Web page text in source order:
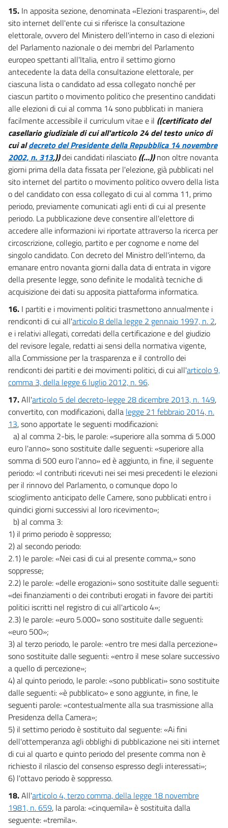
15. In apposita sezione, denominata «Elezioni trasparenti», del
sito internet dell'ente cui si riferisce la consultazione
elettorale, ovvero del Ministero dell'interno in caso di elezioni
del Parlamento nazionale o dei membri del Parlamento
europeo spettanti all'Italia, entro il settimo giorno
antecedente la data della consultazione elettorale, per
ciascuna lista o candidato ad essa collegato nonché per
ciascun partito o movimento politico che presentino candidati
alle elezioni di cui al comma 14 sono pubblicati in maniera
facilmente accessibile il curriculum vitae e il ((certificato del
casellario giudiziale di cui all'articolo 24 del testo unico di
cui aldecreto del Presidente della Repubblica 14 novembre
2002, n. 313,))dei candidati rilasciato ((...))non oltre novanta
giorni prima della data fissata per l'elezione, già pubblicati nel
sito internet del partito o movimento politico ovvero della lista
o del candidato con essa collegato di cui al comma 11, primo
periodo, previamente comunicati agli enti di cui al presente
periodo. La pubblicazione deve consentire all'elettore di
accedere alle informazioni ivi riportate attraverso la ricerca per
circoscrizione, collegio, partito e per cognome e nome del
singolo candidato. Con decreto del Ministro dell'interno, da
emanare entro novanta giorni dalla data di entrata in vigore
della presente legge, sono definite le modalità tecniche di
acquisizione dei dati su apposita piattaforma informatica.
16. I partiti e i movimenti politici trasmettono annualmente i
rendiconti di cui all'articolo 8 della legge 2 gennaio 1997, n. 2,
e i relativi allegati, corredati della certificazione e del giudizio
del revisore legale, redatti ai sensi della normativa vigente,
alla Commissione per la trasparenza e il controllo dei
rendiconti dei partiti e dei movimenti politici, di cui all'articolo 9,
comma 3, della legge 6 luglio 2012, n. 96.
17.All'articolo 5 del decreto-legge 28 dicembre 2013, n. 149,
convertito, con modificazioni, dalla legge 21 febbraio 2014, n.
13, sono apportate le seguenti modificazioni:
a) al comma 2-bis, le parole: «superiore alla somma di 5.000
euro l'anno» sono sostituite dalle seguenti: «superiore alla
somma di 500 euro l'anno» ed è aggiunto, in fine, il seguente
periodo: «I contributi ricevuti nei sei mesi precedenti le elezioni
per il rinnovo del Parlamento, o comunque dopo lo
scioglimento anticipato delle Camere, sono pubblicati entro i
quindici giorni successivi al loro ricevimento»;
b) al comma 3:
1) il primo periodo è soppresso;
2) al secondo periodo:
2.1) le parole: «Nei casi di cui al presente comma,» sono
soppresse;
2.2) le parole: «delle erogazioni» sono sostituite dalle seguenti:
«dei finanziamenti o dei contributi erogati in favore dei partiti
politici iscritti nel registro di cui all'articolo 4»;
2.3) le parole: «euro 5.000» sono sostituite dalle seguenti:
«euro 500»;
3) al terzo periodo, le parole: «entro tre mesi dalla percezione»
sono sostituite dalle seguenti: «entro il mese solare successivo
a quello di percezione»;
4) al quinto periodo, le parole: «sono pubblicati» sono sostituite
dalle seguenti: «è pubblicato» e sono aggiunte, in fine, le
seguenti parole: «contestualmente alla sua trasmissione alla
Presidenza della Camera»;
5) il settimo periodo è sostituito dal seguente: «Ai fini
dell'ottemperanza agli obblighi di pubblicazione nei siti internet
di cui al quarto e quinto periodo del presente comma non è
richiesto il rilascio del consenso espresso degli interessati»;
6) l'ottavo periodo è soppresso.
18.All'articolo 4, terzo comma, della legge 18 novembre
1981, n. 659, la parola: «cinquemila» è sostituita dalla
seguente: «tremila».